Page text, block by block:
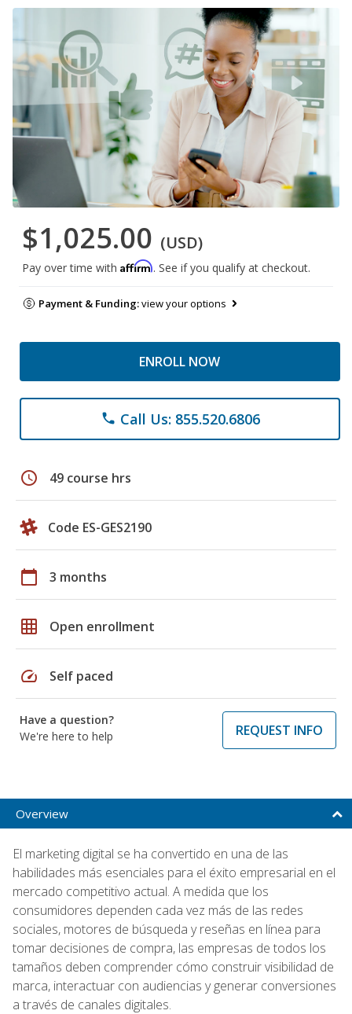
$1,025.00 (USD)
Pay over time with Affirm. See if you qualify at checkout.
Payment & Funding:view your options
ENROLL NOW
phone Call Us: 855.520.6806
schedule 49 course hrs
Code ES-GES2190
calendar_today 3 months
grid_on Open enrollment
speed Self paced
Have a question?
We're here to help
REQUEST INFO
Overview
El marketing digital se ha convertido en una de las
habilidades más esenciales para el éxito empresarial en el
mercado competitivo actual. A medida que los
consumidores dependen cada vez más de las redes
sociales, motores de búsqueda y reseñas en línea para
tomar decisiones de compra, las empresas de todos los
tamaños deben comprender cómo construir visibilidad de
marca, interactuar con audiencias y generar conversiones
a través de canales digitales.